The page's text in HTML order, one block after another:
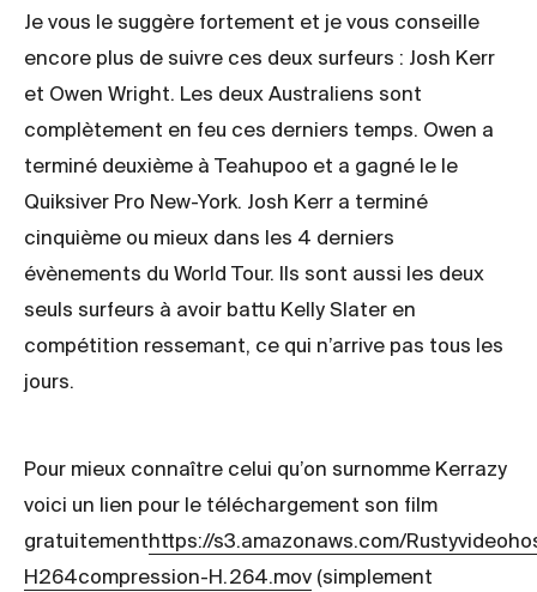
Je vous le suggère fortement et je vous conseille
encore plus de suivre ces deux surfeurs : Josh Kerr
et Owen Wright. Les deux Australiens sont
complètement en feu ces derniers temps. Owen a
terminé deuxième à Teahupoo et a gagné le le
Quiksiver Pro New-York. Josh Kerr a terminé
cinquième ou mieux dans les 4 derniers
évènements du World Tour. Ils sont aussi les deux
seuls surfeurs à avoir battu Kelly Slater en
compétition ressemant, ce qui n’arrive pas tous les
jours.
Pour mieux connaître celui qu’on surnomme Kerrazy
voici un lien pour le téléchargement son film
gratuitementhttps://s3.amazonaws.com/
H264compression-H.264.mov (simplement